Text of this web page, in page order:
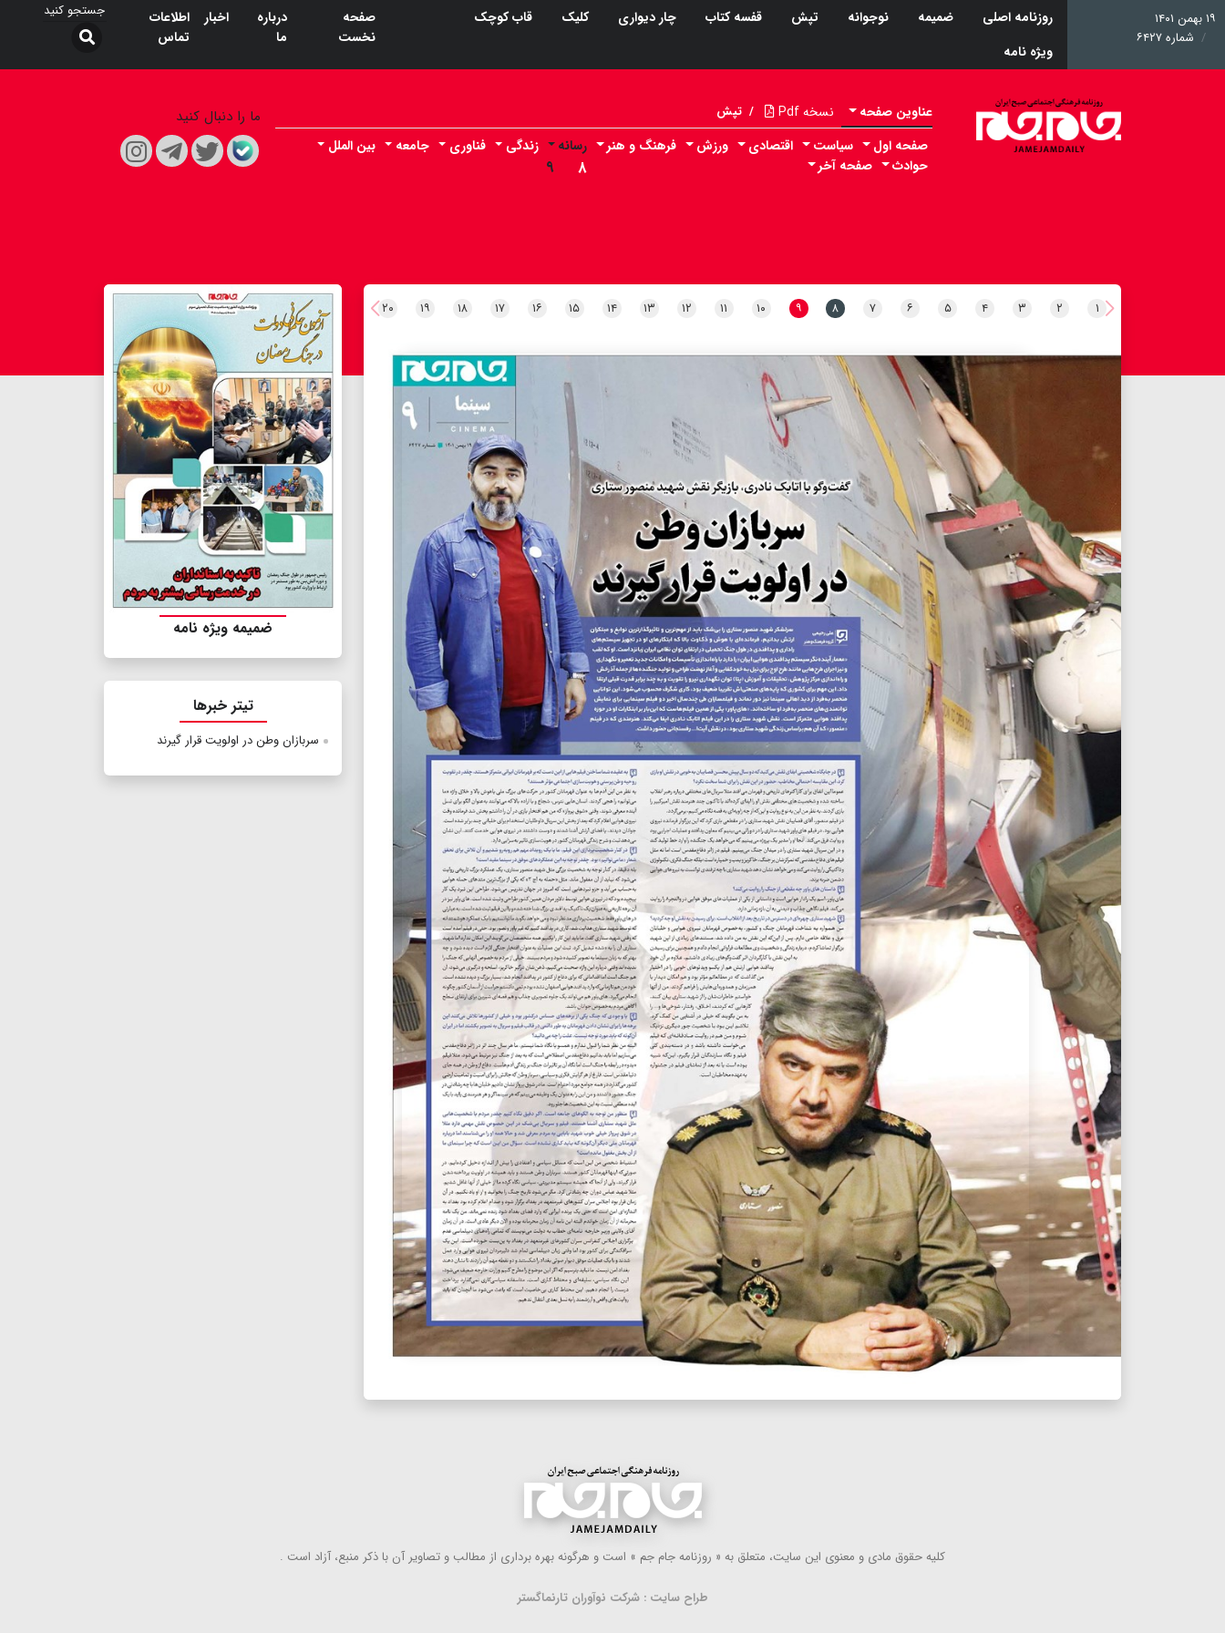
۱۹ بهمن ۱۴۰۱
شماره ۶۴۲۷
روزنامه اصلی ضمیمه نوجوانه تپش قفسه کتاب چار دیواری کلیک
قاب کوچک
ویژه نامه
صفحه
نخست
درباره
ما
اخبار
اطلاعات
تماس
عناوین صفحه نسخه Pdf / تپش
صفحه اول سیاست اقتصادی ورزش فرهنگ و هنر رسانه
۸ ۹
زندگی فناوری جامعه
بین الملل
حوادث
صفحه آخر
ما را دنبال کنید
۱ ۲ ۳ ۴ ۵ ۶ ۷ ۸ ۹ ۱۰ ۱۱ ۱۲ ۱۳ ۱۴ ۱۵ ۱۶ ۱۷ ۱۸ ۱۹ ۲۰
ضمیمه ویژه نامه
تیتر خبرها
سربازان وطن در اولویت قرار گیرند
كلیه حقوق مادی و معنوی این سایت، متعلق به « روزنامه جام جم » است و هرگونه بهره ‌برداری از مطالب و تصاویر آن با ذكر منبع، آزاد است .
طراح سایت : شرکت نوآوران تارنماگستر